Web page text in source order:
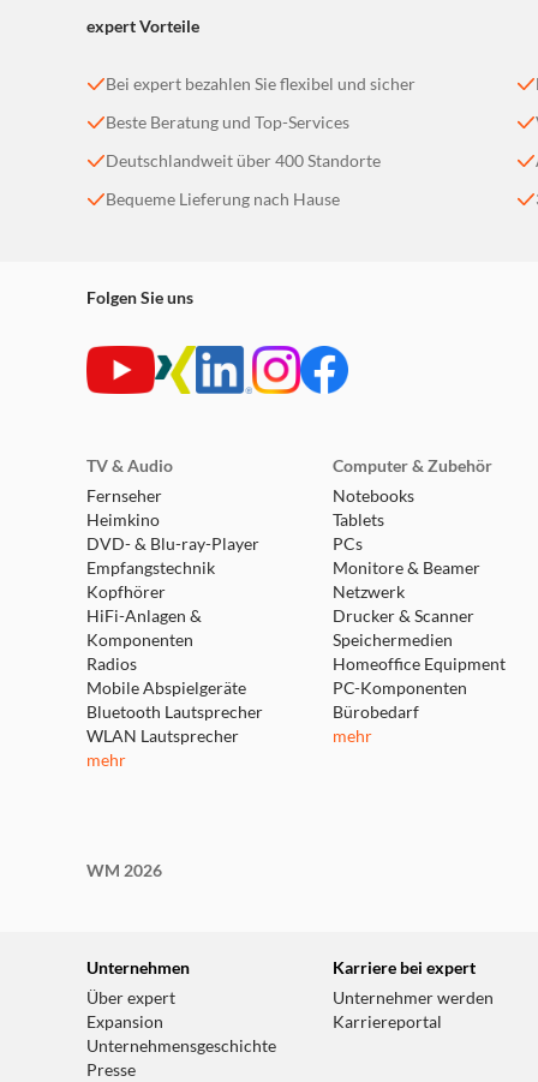
expert Vorteile
Bei expert bezahlen Sie flexibel und sicher
Beste Beratung und Top-Services
Deutschlandweit über 400 Standorte
Bequeme Lieferung nach Hause
Folgen Sie uns
TV & Audio
Fernseher
Heimkino
DVD- & Blu-ray-Player
Empfangstechnik
Kopfhörer
HiFi-Anlagen &
Komponenten
Radios
Mobile Abspielgeräte
Bluetooth Lautsprecher
WLAN Lautsprecher
mehr
Computer & Zubehör
Notebooks
Tablets
PCs
Monitore & Beamer
Netzwerk
Drucker & Scanner
Speichermedien
Homeoffice Equipment
PC-Komponenten
Bürobedarf
mehr
WM 2026
Unternehmen
Über expert
Expansion
Unternehmensgeschichte
Presse
Karriere bei expert
Unternehmer werden
Karriereportal